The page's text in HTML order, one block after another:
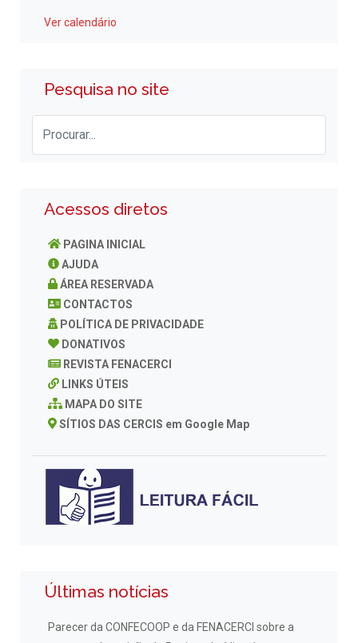
Ver calendário
Pesquisa no site
Acessos diretos
PAGINA INICIAL
AJUDA
ÁREA RESERVADA
CONTACTOS
POLÍTICA DE PRIVACIDADE
DONATIVOS
REVISTA FENACERCI
LINKS ÚTEIS
MAPA DO SITE
SÍTIOS DAS CERCIS em Google Map
Últimas notícias
Parecer da CONFECOOP e da FENACERCI sobre a